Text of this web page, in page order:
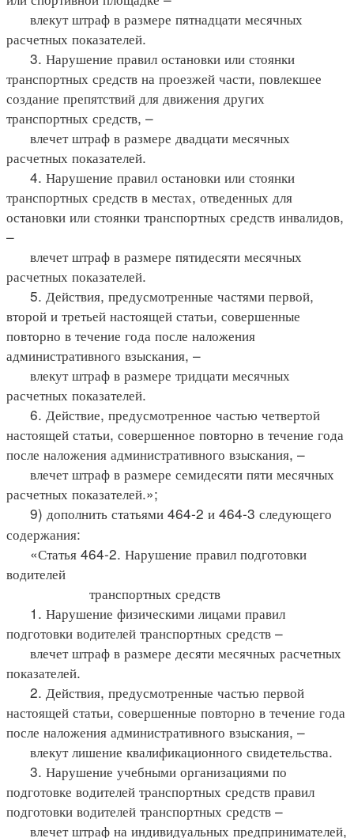
влекут штраф в размере пятнадцати месячных
расчетных показателей.
3. Нарушение правил остановки или стоянки
транспортных средств на проезжей части, повлекшее
создание препятствий для движения других
транспортных средств, –
влечет штраф в размере двадцати месячных
расчетных показателей.
4. Нарушение правил остановки или стоянки
транспортных средств в местах, отведенных для
остановки или стоянки транспортных средств инвалидов,
–
влечет штраф в размере пятидесяти месячных
расчетных показателей.
5. Действия, предусмотренные частями первой,
второй и третьей настоящей статьи, совершенные
повторно в течение года после наложения
административного взыскания, –
влекут штраф в размере тридцати месячных
расчетных показателей.
6. Действие, предусмотренное частью четвертой
настоящей статьи, совершенное повторно в течение года
после наложения административного взыскания, –
влечет штраф в размере семидесяти пяти месячных
расчетных показателей.»;
9) дополнить статьями 464-2 и 464-3 следующего
содержания:
«Статья 464-2. Нарушение правил подготовки
водителей
транспортных средств
1. Нарушение физическими лицами правил
подготовки водителей транспортных средств –
влечет штраф в размере десяти месячных расчетных
показателей.
2. Действия, предусмотренные частью первой
настоящей статьи, совершенные повторно в течение года
после наложения административного взыскания, –
влекут лишение квалификационного свидетельства.
3. Нарушение учебными организациями по
подготовке водителей транспортных средств правил
подготовки водителей транспортных средств –
влечет штраф на индивидуальных предпринимателей,